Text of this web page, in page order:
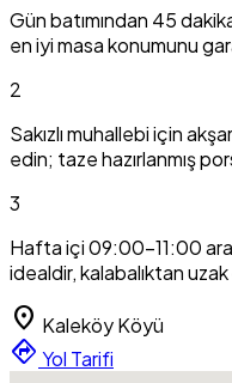
Gün batımından 45
en iyi masa konumunu
2
Sakızlı muhallebi için
edin; taze hazırlanmış
3
Hafta içi 09:00-11:00
idealdir, kalabalıktan
location_on Kaleköy Köyü
directions Yol Tarifi